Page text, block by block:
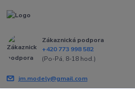
Zákaznická podpora
+420 773 998 582
(Po-Pá, 8-18 hod.)
jm.modely@gmail.com